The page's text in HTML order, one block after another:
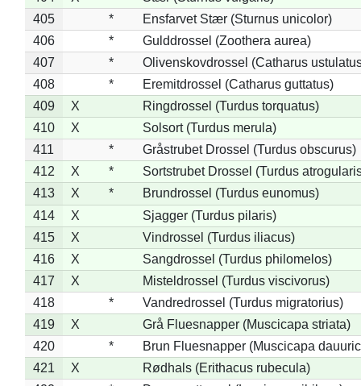
405
*
Ensfarvet Stær (Sturnus unicolor)
406
*
Gulddrossel (Zoothera aurea)
407
*
Olivenskovdrossel (Catharus
408
*
Eremitdrossel (Catharus guttatus)
409
X
Ringdrossel (Turdus torquatus)
410
X
Solsort (Turdus merula)
411
*
Gråstrubet Drossel (Turdus obscurus)
412
X *
Sortstrubet Drossel (Turdus
413
X *
Brundrossel (Turdus eunomus)
414
X
Sjagger (Turdus pilaris)
415
X
Vindrossel (Turdus iliacus)
416
X
Sangdrossel (Turdus philomelos)
417
X
Misteldrossel (Turdus viscivorus)
418
*
Vandredrossel (Turdus migratorius)
419
X
Grå Fluesnapper (Muscicapa striata)
420
*
Brun Fluesnapper (Muscicapa
421
X
Rødhals (Erithacus rubecula)